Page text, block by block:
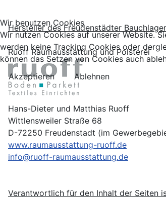
Hersteller des Freudenstädter
Ruoff Raumausstattung und Polsterei
Hans-Dieter und Matthias Ruoff
Wittlensweiler Straße 68
D-72250 Freudenstadt (im
www.raumausstattung-ruoff.de
info@ruoff-raumausstattung.de
Verantwortlich für den Inhalt der Seiten
Wir benutzen Cookies
Wir nutzen Cookies auf unserer Website.
werden keine Tracking Cookies oder
können das Setzen von Cookies auch
Akzeptieren
Ablehnen